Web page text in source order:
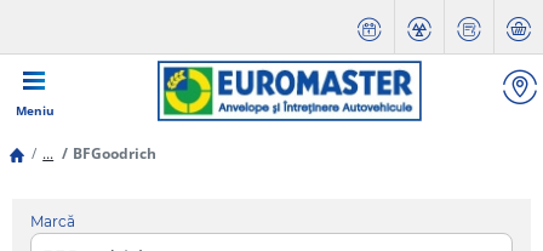
Meniu
... BFGoodrich
Marcă